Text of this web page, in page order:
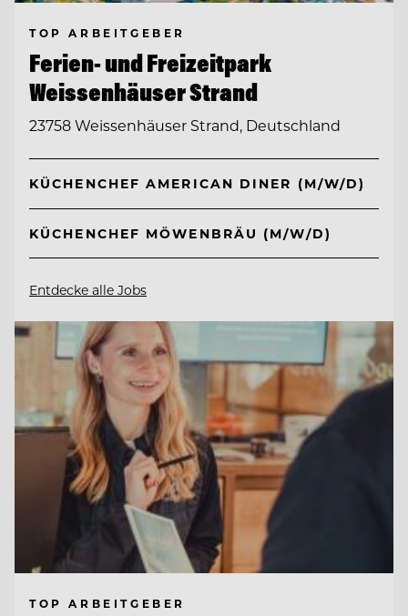
TOP ARBEITGEBER
Ferien- und Freizeitpark
Weissenhäuser Strand
23758 Weissenhäuser Strand, Deutschland
KÜCHENCHEF AMERICAN DINER (M/W/D)
KÜCHENCHEF MÖWENBRÄU (M/W/D)
Entdecke alle Jobs
TOP ARBEITGEBER